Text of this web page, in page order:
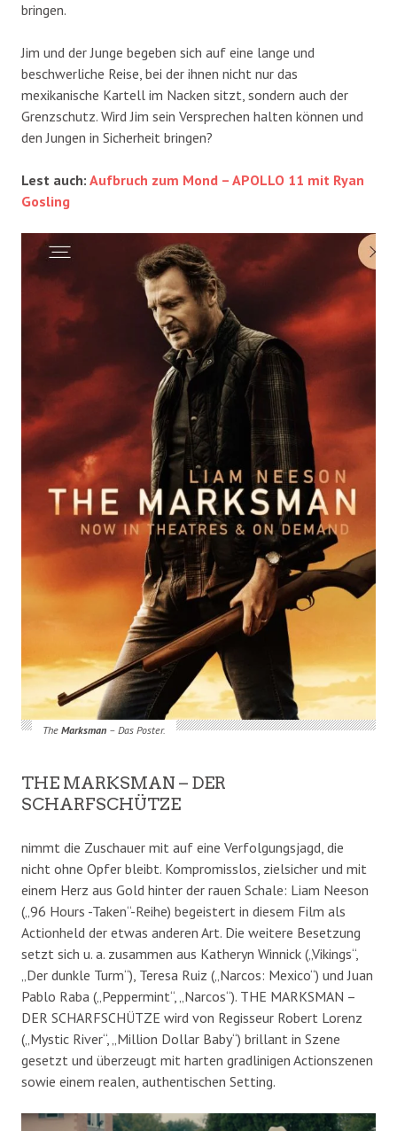
bringen.
Jim und der Junge begeben sich auf eine lange und
beschwerliche Reise, bei der ihnen nicht nur das
mexikanische Kartell im Nacken sitzt, sondern auch der
Grenzschutz. Wird Jim sein Versprechen halten können und
den Jungen in Sicherheit bringen?
Lest auch: Aufbruch zum Mond – APOLLO 11 mit Ryan
Gosling
The Marksman– Das Poster.
THE MARKSMAN – DER
SCHARFSCHÜTZE
nimmt die Zuschauer mit auf eine Verfolgungsjagd, die
nicht ohne Opfer bleibt. Kompromisslos, zielsicher und mit
einem Herz aus Gold hinter der rauen Schale: Liam Neeson
(„96 Hours -Taken“-Reihe) begeistert in diesem Film als
Actionheld der etwas anderen Art. Die weitere Besetzung
setzt sich u. a. zusammen aus Katheryn Winnick („Vikings“,
„Der dunkle Turm“), Teresa Ruiz („Narcos: Mexico“) und Juan
Pablo Raba („Peppermint“, „Narcos“). THE MARKSMAN –
DER SCHARFSCHÜTZE wird von Regisseur Robert Lorenz
(„Mystic River“, „Million Dollar Baby“) brillant in Szene
gesetzt und überzeugt mit harten gradlinigen Actionszenen
sowie einem realen, authentischen Setting.